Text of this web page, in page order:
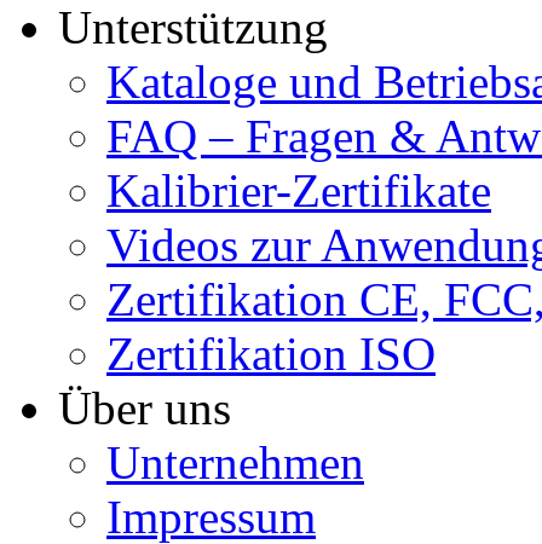
Unterstützung
Kataloge und
FAQ – Fragen &
Kalibrier-Zertifikate
Videos zur
Zertifikation CE,
Zertifikation ISO
Über uns
Unternehmen
Impressum